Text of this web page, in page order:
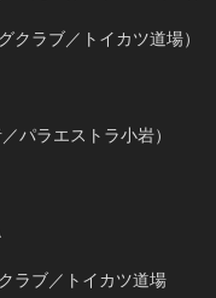
クラブ／トイカツ道場）
パラエストラ小岩）
ラブ／トイカツ道場